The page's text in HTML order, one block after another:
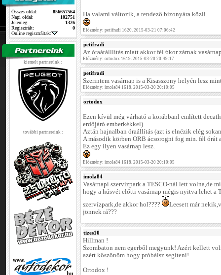
Összes oldal:
856657564
Napi oldal:
102751
Jelenleg:
1326
Regisztrált:
0
Online regisztráltak:
kiemelt partnerünk :
további partnereink :
Ha valami változik, a rendező bizonyára közli.
Előzmény: petifradi 1620. 2015-03-21 07:06:42
petifradi
Az óraátálllítás miatt akkor fél 6kor zárnak
Előzmény: ortodox 1619. 2015-03-20 20:49:17
petifradi
Szerintem vasárnap is a Kisasszony helyén lesz
Előzmény: imola84 1618. 2015-03-20 20:10:05
ortodox
Ezen kívül még várható a korábbanl említett
erdőjáró emberkékkel)
Aztán hajnalban óraállítás (azt is elnézik elég
A második körben ORB ácsorogni fog min. fél órát
Ez egy ilyen vasárnap lesz.
Előzmény: imola84 1618. 2015-03-20 20:10:05
imola84
Vasárnapi szervízpark a TESCO-nál lett volna,de
hogy a húsvét előtti vasárnap mégis nyitva lehet a
szervízpark,de akkor hol????
Leesett már
jönnek rá???
tizes10
Hillman !
Szombaton nem egerből megyünk! Azért kellett
azért köszönöm hogy próbálsz segíteni!
Ortodox !